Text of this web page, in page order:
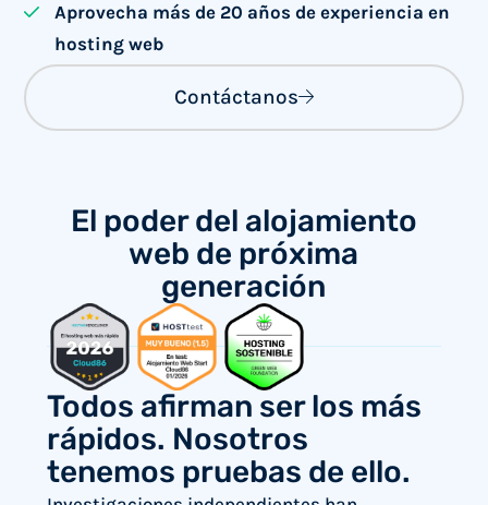
Aprovecha más de 20 años de experiencia en
hosting web
Contáctanos
El poderdel alojamiento
web de próxima
generación
Todos afirman ser los más
rápidos. Nosotros
tenemos pruebas de ello.